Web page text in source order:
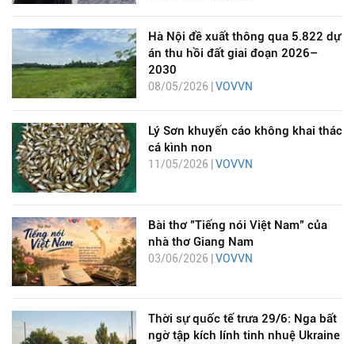
Hà Nội đề xuất thông qua 5.822 dự
án thu hồi đất giai đoạn 2026–
2030
08/05/2026 | VOVVN
Lý Sơn khuyến cáo không khai thác
cá kình non
11/05/2026 | VOVVN
Bài thơ "Tiếng nói Việt Nam" của
nhà thơ Giang Nam
03/06/2026 | VOVVN
Thời sự quốc tế trưa 29/6: Nga bất
ngờ tập kích lính tinh nhuệ Ukraine